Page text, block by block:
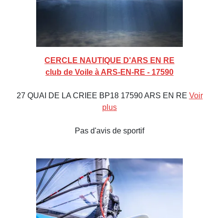
CERCLE NAUTIQUE D'ARS EN RE
club de Voile à ARS-EN-RE - 17590
27 QUAI DE LA CRIEE BP18 17590 ARS EN RE Voir
plus
Pas d'avis de sportif